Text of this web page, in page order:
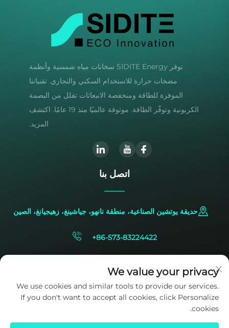
توفر SIDITE Energy سخانات مياه شمسية وأنظمة
مضخات حرارة للاستخدام السكني والتجاري. تقنياتنا
الموفرة للطاقة ومنخفضة الانبعاثات تقلل من البصمة
الكربونية وتوفّر الطاقة. موثوقة عالميًا منذ 19 عامًا. اكتشف
المزيد.
اتصل بنا
حديقة يوتشين الصناعية، منطقة نانهو، جياشينغ، زهيجيانغ، الصين
+86-573-83224422
We value your privacy
We use cookies and similar tools to provide our services.
If you don't want to accept all cookies, click Personalize
cookies.